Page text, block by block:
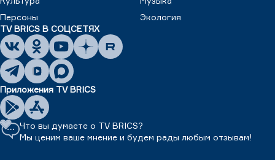
Персоны
Экология
TV BRICS В СОЦСЕТЯХ
Приложения TV BRICS
Что вы думаете о TV BRICS?
Мы ценим ваше мнение и будем рады любым отзывам!